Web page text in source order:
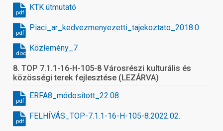
KTK útmutató
pdf
Piaci_ar_kedvezmenyezetti_tajekoztato_2018.09.13_1
pdf
Közlemény_7
docx
8. TOP 7.1.1-16-H-105-8 Városrészi kulturális és
közösségi terek fejlesztése (LEZÁRVA)
ERFA8_módosított_22.08.
pdf
FELHÍVÁS_TOP-7.1.1-16-H-105-8.2022.02.
pdf